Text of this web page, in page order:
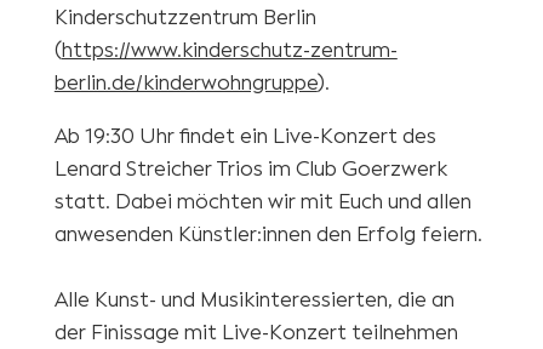
Kinderschutzzentrum Berlin
(https://www.kinderschutz-zentrum-
berlin.de/kinderwohngruppe).
Ab 19:30 Uhr findet ein Live-Konzert des
Lenard Streicher Trios im Club Goerzwerk
statt. Dabei möchten wir mit Euch und allen
anwesenden Künstler:innen den Erfolg feiern.
Alle Kunst- und Musikinteressierten, die an
der Finissage mit Live-Konzert teilnehmen